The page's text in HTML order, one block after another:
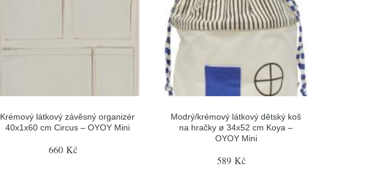
Krémový látkový závěsný organizér
40x1x60 cm Circus – OYOY Mini
660 Kč
Modrý/krémový látkový dětský koš
na hračky ø 34x52 cm Koya –
OYOY Mini
589 Kč